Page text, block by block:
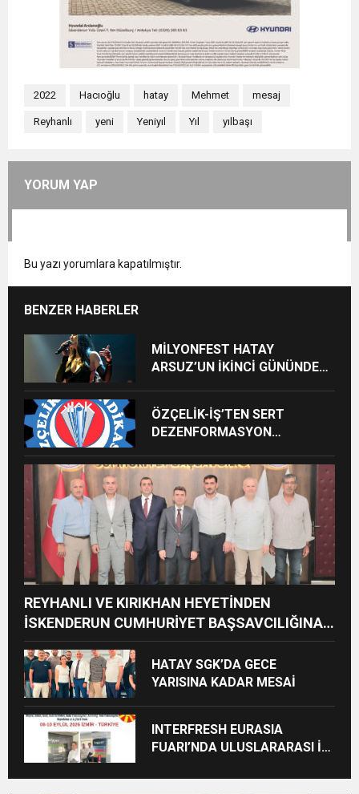
2022 Hacıoğlu hatay Mehmet mesaj
Reyhanlı yeni Yeniyıl Yıl yılbaşı
YORUM YAP
Bu yazı yorumlara kapatılmıştır.
BENZER HABERLER
MİLYONFEST HATAY
ARSUZ’UN İKİNCİ GÜNÜNDE
ÖZÇELİK-İŞ’TEN SERT
DEZENFORMASYON
CEZAİ SÜREÇ BAŞLATILDI”
REYHANLI VE KIRIKHAN HEYETİNDEN
İSKENDERUN CUMHURİYET BAŞSAVCILIĞINA
ZİYARET
HATAY SGK’DA GECE
YARISINA KADAR MESAİ
INTERFRESH EURASIA
FUARI’NDA ULUSLARARASI İŞ
BAŞLADI